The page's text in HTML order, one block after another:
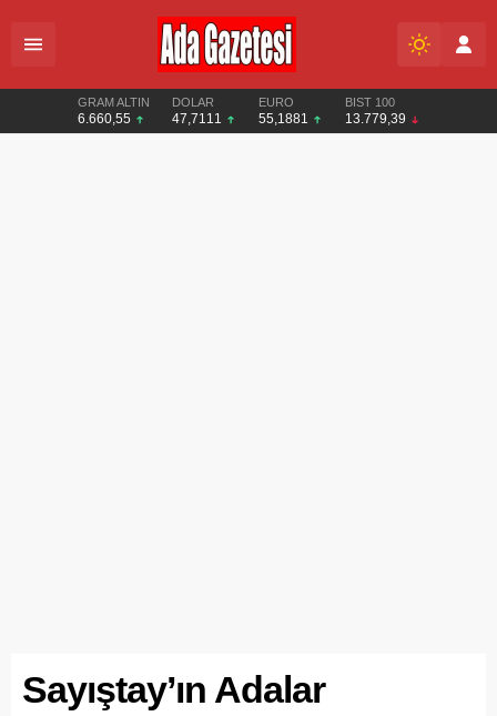
GRAM ALTIN
6.660,55
DOLAR
47,7111
EURO
55,1881
BIST 100
13.779,39
Sayıştay’ın Adalar